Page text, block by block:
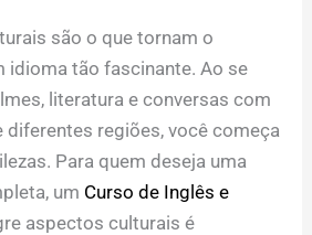
são o que tornam o
idioma tão fascinante. Ao se
literatura e conversas com
diferentes regiões, você começa
Para quem deseja uma
um Curso de Inglês e
aspectos culturais é